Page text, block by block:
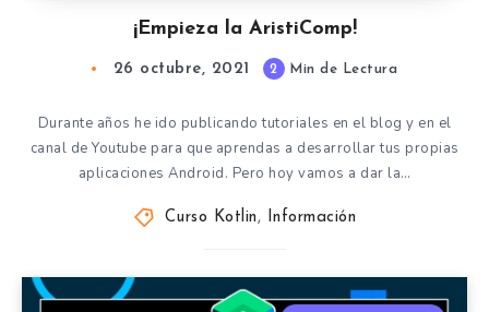
¡Empieza la AristiComp!
26 octubre, 2021 2 Min de Lectura
Durante años he ido publicando tutoriales en el blog y en el
canal de Youtube para que aprendas a desarrollar tus propias
aplicaciones Android. Pero hoy vamos a dar la…
Curso Kotlin, Información